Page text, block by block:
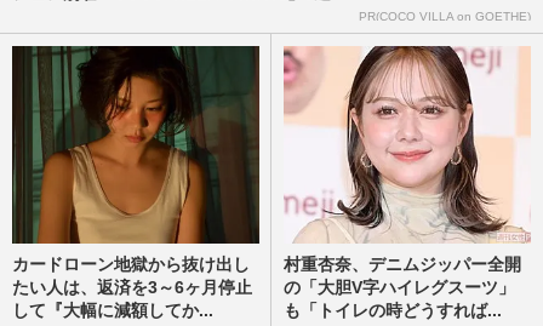
PR(COCO VILLA on GOETHE)
カードローン地獄から抜け出し
たい人は、返済を3～6ヶ月停止
して『大幅に減額してか...
村重杏奈、デニムジッパー全開
の「大胆V字ハイレグスーツ」
も「トイレの時どうすれば...